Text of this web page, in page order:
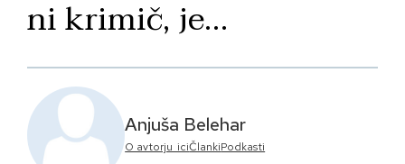
ni krimič, je…
Anjuša Belehar
O avtorju_iciČlankiPodkasti